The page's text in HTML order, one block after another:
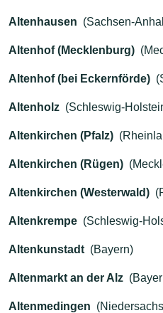
Altenhausen (Sachsen-
Altenhof (Mecklenburg)
Altenhof (bei Eckernförde)
Altenholz (Schleswig-
Altenkirchen (Pfalz)
Altenkirchen (Rügen)
Altenkirchen (Westerwald)
Altenkrempe (Schleswig-
Altenkunstadt (Bayern)
Altenmarkt an der Alz
Altenmedingen